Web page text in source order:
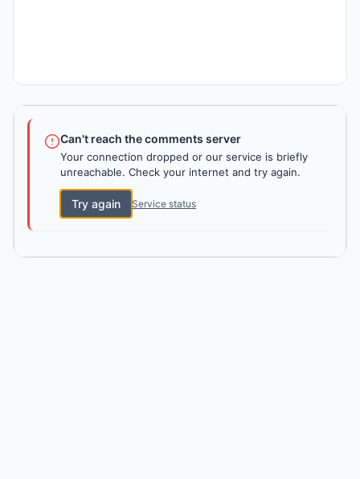
Can't reach the comments server
Your connection dropped or our service is briefly
unreachable. Check your internet and try again.
Try again Service status